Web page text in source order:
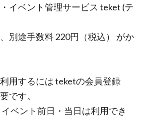
イベント管理サービス teket (テ
別途手数料 220円（税込） がか
用するには teketの会員登録
です。
ベント前日・当日は利用でき